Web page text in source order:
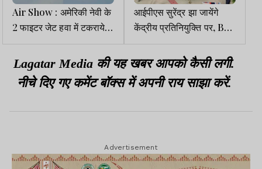
Air Show : अमेरिकी नेवी के
2 फाइटर जेट हवा में टकराये,
सभी पायलट इजेक्ट होकर
बाहर निकलने में कामयाब
आईपीएस सुरेंद्र झा जायेंगे
केंद्रीय प्रतिनियुक्ति पर, BSF
में होंगे DIG
Lagatar Media की यह खबर आपको कैसी लगी.
नीचे दिए गए कमेंट बॉक्स में अपनी राय साझा करें.
Advertisement